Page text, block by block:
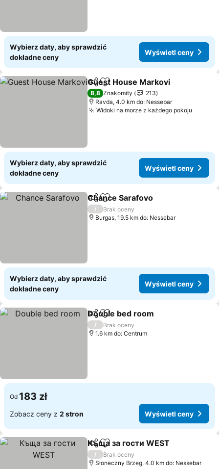
Wybierz daty, aby sprawdzić
dokładne ceny
Wyświetl ceny
Udostępnij
Dodaj do ulubionych
Guest House Markovi
8,8 Znakomity
213
Ravda, 4.0 km do: Nessebar
Widoki na morze z każdego pokoju
Wybierz daty, aby sprawdzić
dokładne ceny
Wyświetl ceny
Udostępnij
Dodaj do ulubionych
Chance Sarafovo
/
Brak oceny
Burgas, 19.5 km do: Nessebar
Wybierz daty, aby sprawdzić
dokładne ceny
Wyświetl ceny
Udostępnij
Dodaj do ulubionych
Double bed room
/
Brak oceny
1.6 km do: Centrum
Od 183 zł
Zobacz ceny z 2 stron Wyświetl ceny
Udostępnij
Dodaj do ulubionych
Къща за гости WEST
/
Brak oceny
Słoneczny Brzeg, 4.0 km do: Nessebar